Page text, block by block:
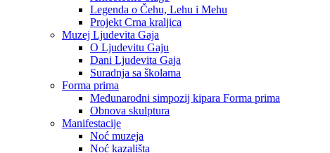
Legenda o Čehu, Lehu i Mehu
Projekt Crna kraljica
Muzej Ljudevita Gaja
O Ljudevitu Gaju
Dani Ljudevita Gaja
Suradnja sa školama
Forma prima
Međunarodni simpozij kipara Forma prima
Obnova skulptura
Manifestacije
Noć muzeja
Noć kazališta